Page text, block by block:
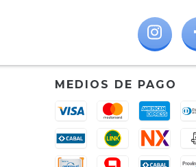
MEDIOS DE PAGO